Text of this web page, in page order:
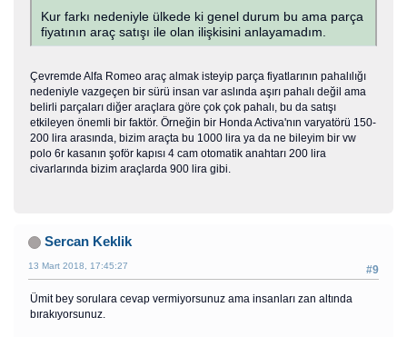
Kur farkı nedeniyle ülkede ki genel durum bu ama parça
fiyatının araç satışı ile olan ilişkisini anlayamadım.
Çevremde Alfa Romeo araç almak isteyip parça fiyatlarının pahalılığı
nedeniyle vazgeçen bir sürü insan var aslında aşırı pahalı değil ama
belirli parçaları diğer araçlara göre çok çok pahalı, bu da satışı
etkileyen önemli bir faktör. Örneğin bir Honda Activa'nın varyatörü 150-
200 lira arasında, bizim araçta bu 1000 lira ya da ne bileyim bir vw
polo 6r kasanın şoför kapısı 4 cam otomatik anahtarı 200 lira
civarlarında bizim araçlarda 900 lira gibi.
Sercan Keklik
#9
13 Mart 2018, 17:45:27
Ümit bey sorulara cevap vermiyorsunuz ama insanları zan altında
bırakıyorsunuz.